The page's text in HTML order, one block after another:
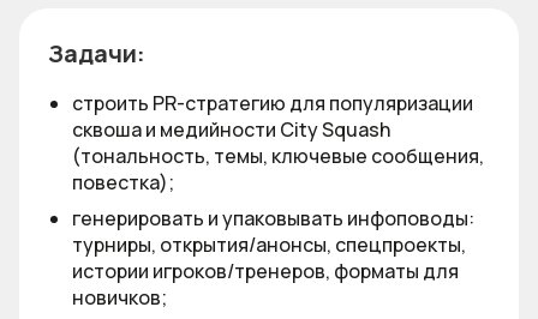
Задачи:
строить PR-стратегию для популяризации
сквоша и медийности City Squash
(тональность, темы, ключевые сообщения,
повестка);
генерировать и упаковывать инфоповоды:
турниры, открытия/анонсы, спецпроекты,
истории игроков/тренеров, форматы для
новичков;